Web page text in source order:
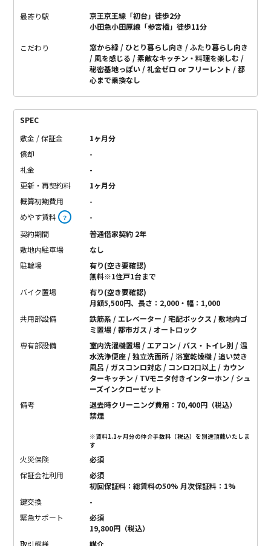
最寄り駅
京王京王線「初台」徒歩2分
小田急小田原線「参宮橋」徒歩11分
こだわり 窓から緑 ひとり暮らし向き
ふたり暮らし向き
風を感じる
素敵なキッチン・料理を楽しむ
秘密基地っぽい
礼金ゼロ or フリーレント
都
心まで乗換なし
SPEC
敷金 / 保証金
1ヶ月分
償却
-
礼金
-
更新・再契約料
1ヶ月分
概算初期費用
-
めやす賃料 ？
-
契約期間
普通借家契約 2年
敷地内駐車場
なし
駐輪場
有り(空き要確認)
無料※1住戸1台まで
バイク置場
有り(空き要確認)
月額5,500円、長さ：2,000・幅：1,000
共用部設備
鉄筋系 / エレベーター / 宅配ボックス / 敷地内ゴ
ミ置場 / 都市ガス / オートロック
専有部設備
室内洗濯機置場 / エアコン / バス・トイレ別 / 温
水洗浄便座 / 独立洗面所 / 浴室乾燥機 / 追い焚き
風呂 / ガスコンロ対応 / コンロ2口以上 / カウン
ターキッチン / TVモニタ付きインターホン / シュ
ーズインクローゼット
備考
退去時クリーニング費用：70,400円（税込）
禁煙
※賃料1.1ヶ月分の仲介手数料（税込）を別途頂戴いたしま
す
火災保険
必須
保証会社利用
必須
初回保証料：総賃料の50% 月次保証料：1%
鍵交換
-
緊急サポート
必須
19,800円（税込）